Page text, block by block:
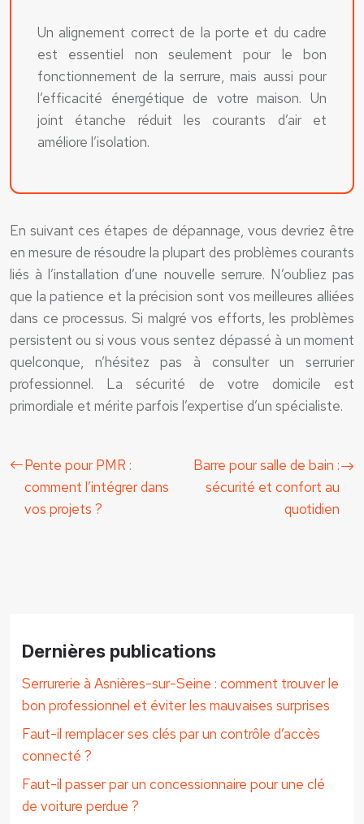
Un alignement correct de la porte et du cadre
est essentiel non seulement pour le bon
fonctionnement de la serrure, mais aussi pour
l’efficacité énergétique de votre maison. Un
joint étanche réduit les courants d’air et
améliore l’isolation.
En suivant ces étapes de dépannage, vous devriez être
en mesure de résoudre la plupart des problèmes courants
liés à l’installation d’une nouvelle serrure. N’oubliez pas
que la patience et la précision sont vos meilleures alliées
dans ce processus. Si malgré vos efforts, les problèmes
persistent ou si vous vous sentez dépassé à un moment
quelconque, n’hésitez pas à consulter un serrurier
professionnel. La sécurité de votre domicile est
primordiale et mérite parfois l’expertise d’un spécialiste.
Pente pour PMR :
comment l’intégrer dans
vos projets ?
Barre pour salle de bain :
sécurité et confort au
quotidien
Dernières publications
Serrurerie à Asnières-sur-Seine : comment trouver le
bon professionnel et éviter les mauvaises surprises
Faut-il remplacer ses clés par un contrôle d’accès
connecté ?
Faut-il passer par un concessionnaire pour une clé
de voiture perdue ?